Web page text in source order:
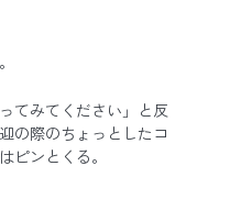
てみてください」と反
の際のちょっとしたコ
ピンとくる。